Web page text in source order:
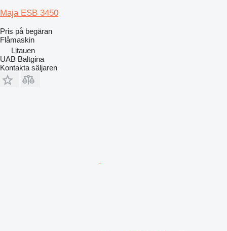
Maja ESB 3450
Pris på begäran
Flåmaskin
Litauen
UAB Baltgina
Kontakta säljaren